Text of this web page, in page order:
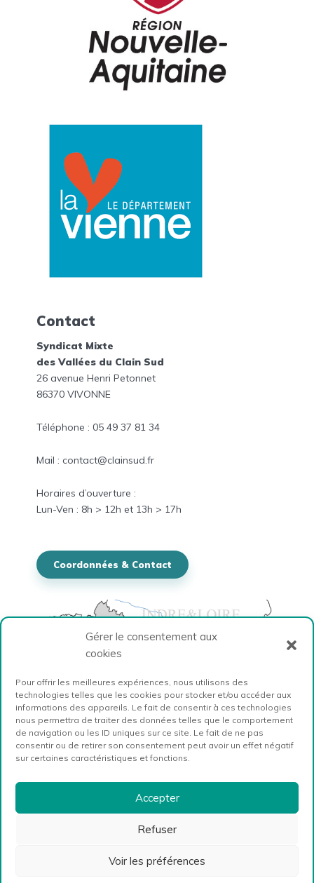
Gérer le consentement aux
cookies
Pour offrir les meilleures expériences, nous utilisons des
technologies telles que les cookies pour stocker et/ou accéder aux
informations des appareils. Le fait de consentir à ces technologies
nous permettra de traiter des données telles que le comportement
de navigation ou les ID uniques sur ce site. Le fait de ne pas
consentir ou de retirer son consentement peut avoir un effet négatif
sur certaines caractéristiques et fonctions.
Accepter
Refuser
Voir les préférences
Contact
Syndicat Mixte
des Vallées du Clain Sud
26 avenue Henri Petonnet
86370 VIVONNE
Téléphone : 05 49 37 81 34
Mail : contact@clainsud.fr
Horaires d’ouverture :
Lun-Ven : 8h > 12h et 13h > 17h
Coordonnées & Contact